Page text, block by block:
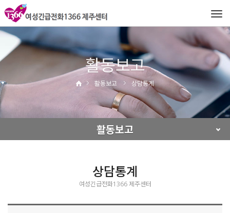
활동보고
활동보고 상담통계
활동보고
상담통계
여성긴급전화1366 제주센터